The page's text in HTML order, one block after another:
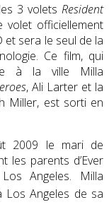
3 volets Resident
volet officiellement
et sera le seul de la
Ce film, qui
à la ville Milla
, Ali Larter et la
Miller, est sorti en
2009 le mari de
les parents d’Ever
Angeles. Milla
Los Angeles de sa